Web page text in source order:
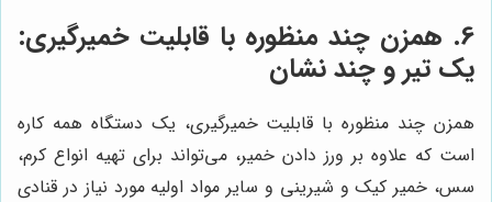
6. همزن چند منظوره با قابلیت خمیرگیری:
یک تیر و چند نشان
همزن چند منظوره با قابلیت خمیرگیری، یک دستگاه همه کاره
است که علاوه بر ورز دادن خمیر، می‌تواند برای تهیه انواع کرم،
سس، خمیر کیک و شیرینی و سایر مواد اولیه مورد نیاز در قنادی